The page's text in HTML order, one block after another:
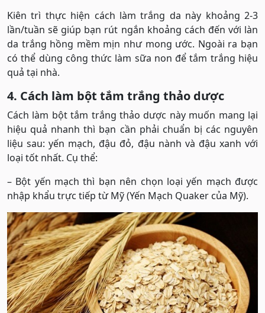
Kiên trì thực hiện cách làm trắng da này khoảng 2-3
lần/tuần sẽ giúp bạn rút ngắn khoảng cách đến với làn
da trắng hồng mềm mịn như mong ước. Ngoài ra bạn
có thể dùng công thức làm sữa non để tắm trắng hiệu
quả tại nhà.
4. Cách làm bột tắm trắng thảo dược
Cách làm bột tắm trắng thảo dược này muốn mang lại
hiệu quả nhanh thì bạn cần phải chuẩn bị các nguyên
liệu sau: yến mạch, đậu đỏ, đậu nành và đậu xanh với
loại tốt nhất. Cụ thể:
– Bột yến mạch thì bạn nên chọn loại yến mạch được
nhập khẩu trực tiếp từ Mỹ (Yến Mạch Quaker của Mỹ).